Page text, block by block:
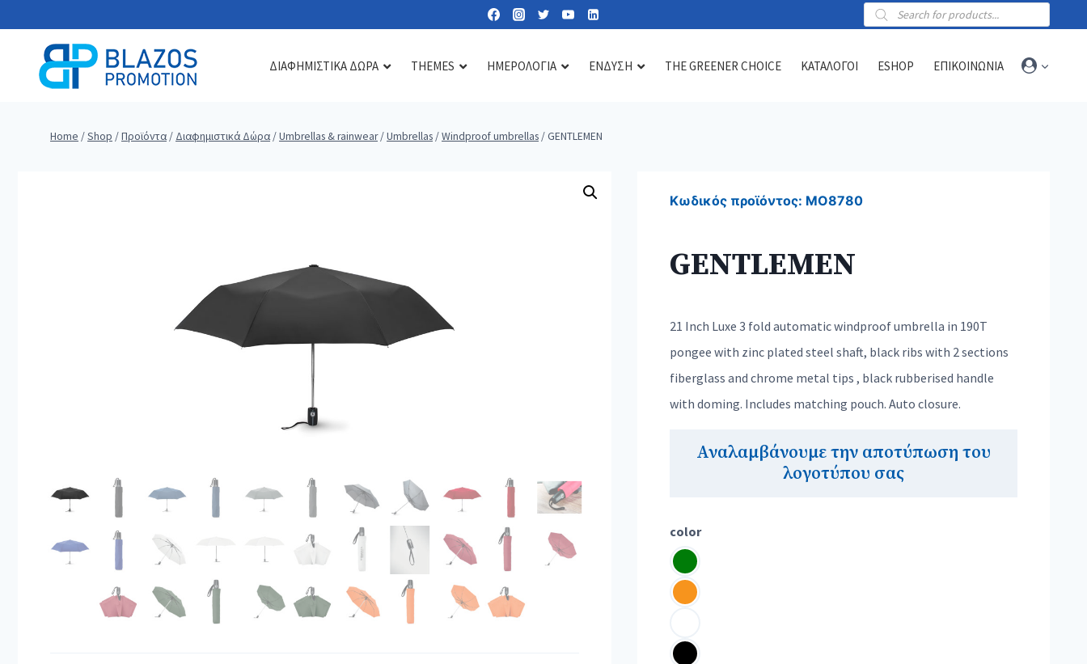
content
Products
search
ΔΙΑΦΗΜΙΣΤΙΚΑ ΔΩΡΑ THEMES ΗΜΕΡΟΛΟΓΙΑ ΕΝΔΥΣΗ THE GREENER CHOICE ΚΑΤΑΛΟΓΟΙ ESHOP ΕΠΙΚΟΙΝΩΝΙΑ
Home /Shop /Προϊόντα / Διαφημιστικά Δώρα /Umbrellas & rainwear /Umbrellas /Windproof umbrellas /GENTLEMEN
Κωδικός προϊόντος: MO8780
GENTLEMEN
21 Inch Luxe 3 fold automatic windproof umbrella in 190T
pongee with zinc plated steel shaft, black ribs with 2 sections
fiberglass and chrome metal tips , black rubberised handle
with doming. Includes matching pouch. Auto closure.
Αναλαμβάνουμε την αποτύπωση του
λογοτύπου σας
color